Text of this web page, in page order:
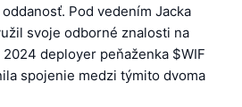
Pod vedením Jacka
svoje odborné znalosti na
deployer peňaženka $WIF
spojenie medzi týmito dvoma